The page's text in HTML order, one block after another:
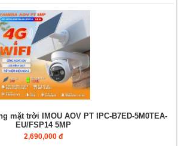
mặt trời IMOU AOV PT IPC-B7ED-5M0TEA-
EU/FSP14 5MP
2,690,000 đ